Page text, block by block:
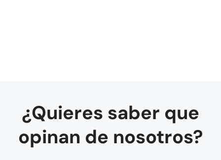
¿Quieres saber que
opinan de nosotros?